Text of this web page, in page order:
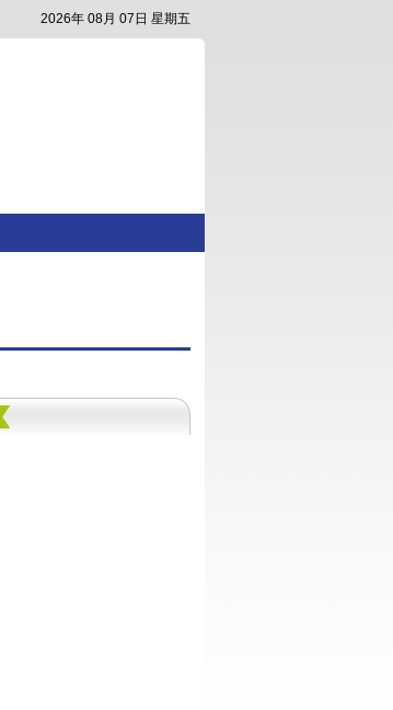
2026年 08月 07日 星期五